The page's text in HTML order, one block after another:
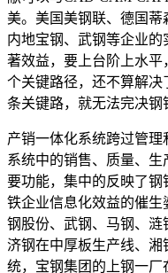
美。美国美钢联、德国蒂
内地宝钢、武钢等企业
著效益，要上台阶上水
个关键路径，还不算解
条关键路，就无法完决钢
产销一体化系统跨过管
系统中的销售、质量、
要功能，集中的反映了钢
铁企业信息化效益的催
钢股份、武钢、马钢、涟
济钢在中厚板生产线、
统，宝钢集团的上钢一